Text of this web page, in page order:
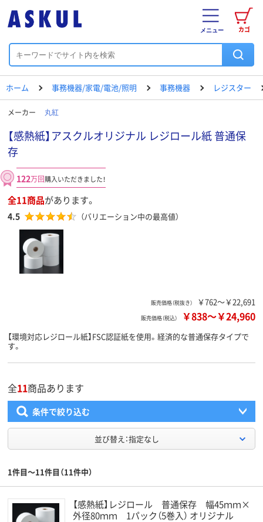
カゴ
メニュー
ホーム 事務機器/家電/電池/照明 事務機器 レジスター
メーカー 丸紅
【感熱紙】アスクルオリジナル レジロール紙 普通保
存
122万回購入いただきました！
全11商品があります。
4.5 （バリエーション中の最高値）
販売価格（税抜き） ￥762～￥22,691
販売価格（税込） ￥838～￥24,960
【環境対応レジロール紙】FSC認証紙を使用。経済的な普通保存タイプで
す。
全11商品あります
条件で絞り込む
並び替え：指定なし
1件目～11件目（11件中）
【感熱紙】レジロール 普通保存 幅45ｍｍ×
外径80ｍｍ 1パック（5巻入） オリジナル